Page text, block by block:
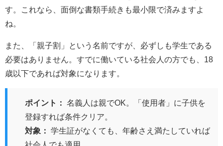
す。これなら、面倒な書類手続きも最小限で済みますよ
ね。
また、「親子割」という名前ですが、必ずしも学生である
必要はありません。すでに働いている社会人の方でも、18
歳以下であれば対象になります。
ポイント：
名義人は親でOK。「使用者」に子供を
登録すれば条件クリア。
対象：
学生証がなくても、年齢さえ満たしていれば
社会人でも適用。